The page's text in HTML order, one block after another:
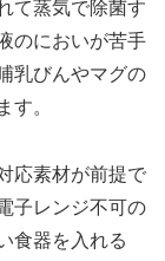
て蒸気で除菌す
のにおいが苦手
乳びんやマグの
す。
応素材が前提で
子レンジ不可の
食器を入れる